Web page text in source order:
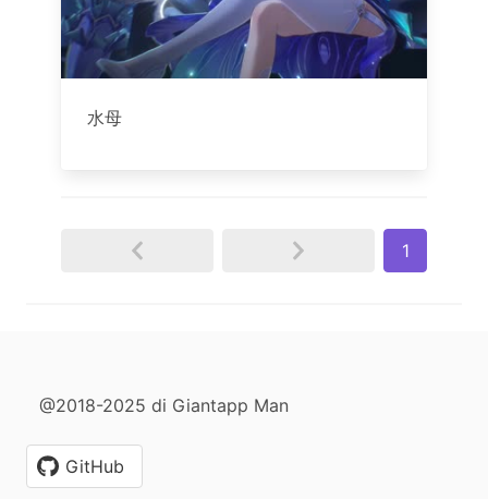
水母
1
@2018-2025 di Giantapp Man
GitHub